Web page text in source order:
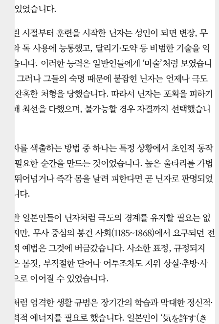
수 있었습니다.
어린 시절부터 훈련을 시작한 닌자는 성인이 되면 변장, 무
기와 독 사용에 능통했고, 달리기·도약 등 비범한 기술을 익
혔습니다. 이러한 능력은 일반인들에게 ‘마술’처럼 보였습니
다. 그러나 그들의 숙명 때문에 붙잡힌 닌자는 언제나 극도
로 잔혹한 처형을 당했습니다. 따라서 닌자는 포획을 피하기
위해 최선을 다했으며, 불가능할 경우 자결까지 선택했습니
닌자를 색출하는 방법 중 하나는 특정 상황에서 초인적 동작
이 필요한 순간을 만드는 것이었습니다. 높은 울타리를 가볍
게 뛰어넘거나 즉각 몸을 날려 피한다면 곧 닌자로 판명되었
습니다.
일반 일본인들이 닌자처럼 극도의 경계를 유지할 필요는 없
었지만, 무사 중심의 봉건 사회(1185~1868)에서 요구되던 전
통적 예법은 그것에 버금갔습니다. 사소한 표정, 규정되지
않은 몸짓, 부적절한 단어나 어투조차도 지위 상실·추방·사
형으로 이어질 수 있었습니다.
이처럼 엄격한 생활 규범은 장기간의 학습과 막대한 정신적·
체력적 에너지를 필요로 했습니다. 일본인이 ‘気を許す(き